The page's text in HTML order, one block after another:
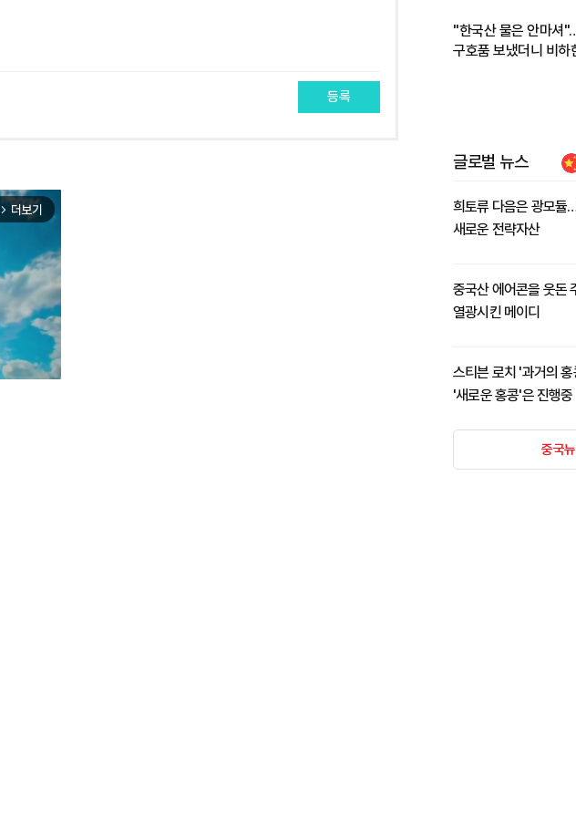
등록
arrow_forward_ios 더보기
"한국산 물은 안마셔
구호품 보냈더니 비하
글로벌 뉴스
희토류 다음은 광모듈
새로운 전략자산
중국산 에어콘을 웃돈
열광시킨 메이디
스티븐 로치 '과거의
'새로운 홍콩'은 진행중
중국